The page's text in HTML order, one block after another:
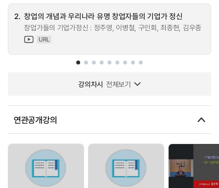
2. 창업의 개념과 우리나라 유명 창업자들의 기업가 정신
창업가들의 기업가정신 : 정주영, 이병철, 구인회, 최종현, 김우중
URL
강의차시 전체보기
연관공개강의